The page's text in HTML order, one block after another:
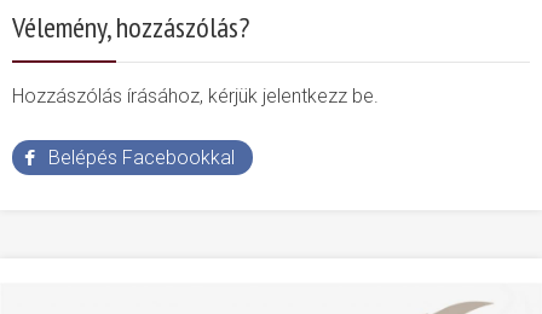
Vélemény, hozzászólás?
Hozzászólás írásához, kérjük jelentkezz be.
Belépés Facebookkal